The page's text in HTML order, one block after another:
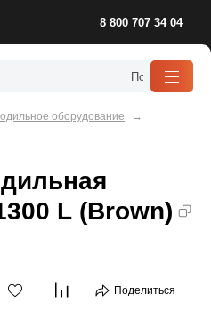
8 800 707 34 04
оборудование
L (Brown)
Поделиться